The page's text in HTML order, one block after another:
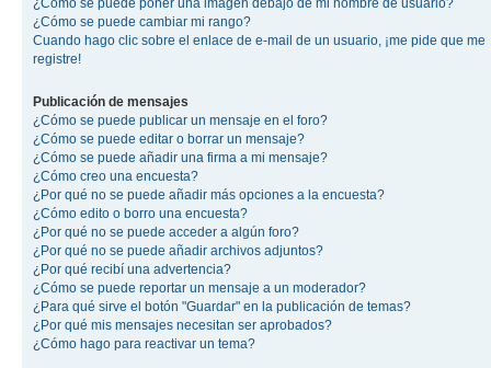
¿Cómo se puede poner una imagen debajo de mi nombre de usuario?
¿Cómo se puede cambiar mi rango?
Cuando hago clic sobre el enlace de e-mail de un usuario, ¡me pide que me
registre!
Publicación de mensajes
¿Cómo se puede publicar un mensaje en el foro?
¿Cómo se puede editar o borrar un mensaje?
¿Cómo se puede añadir una firma a mi mensaje?
¿Cómo creo una encuesta?
¿Por qué no se puede añadir más opciones a la encuesta?
¿Cómo edito o borro una encuesta?
¿Por qué no se puede acceder a algún foro?
¿Por qué no se puede añadir archivos adjuntos?
¿Por qué recibí una advertencia?
¿Cómo se puede reportar un mensaje a un moderador?
¿Para qué sirve el botón "Guardar" en la publicación de temas?
¿Por qué mis mensajes necesitan ser aprobados?
¿Cómo hago para reactivar un tema?